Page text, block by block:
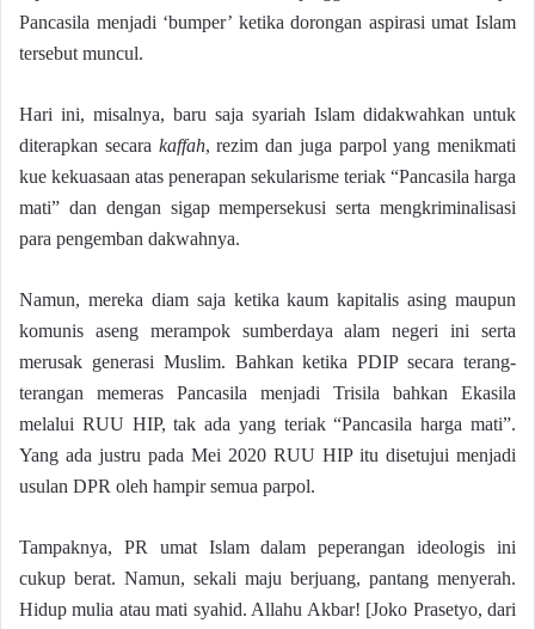
Pancasila menjadi ‘bumper’ ketika dorongan aspirasi umat Islam
tersebut muncul.
Hari ini, misalnya, baru saja syariah Islam didakwahkan untuk
diterapkan secara kaffah, rezim dan juga parpol yang menikmati
kue kekuasaan atas penerapan sekularisme teriak “Pancasila harga
mati” dan dengan sigap mempersekusi serta mengkriminalisasi
para pengemban dakwahnya.
Namun, mereka diam saja ketika kaum kapitalis asing maupun
komunis aseng merampok sumberdaya alam negeri ini serta
merusak generasi Muslim. Bahkan ketika PDIP secara terang-
terangan memeras Pancasila menjadi Trisila bahkan Ekasila
melalui RUU HIP, tak ada yang teriak “Pancasila harga mati”.
Yang ada justru pada Mei 2020 RUU HIP itu disetujui menjadi
usulan DPR oleh hampir semua parpol.
Tampaknya, PR umat Islam dalam peperangan ideologis ini
cukup berat. Namun, sekali maju berjuang, pantang menyerah.
Hidup mulia atau mati syahid. Allahu Akbar! [Joko Prasetyo, dari